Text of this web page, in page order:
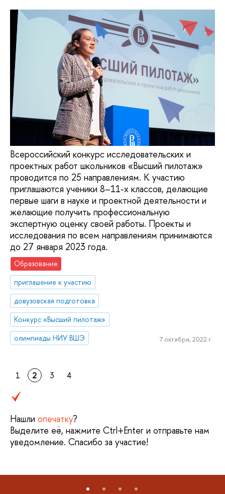
Всероссийский конкурс исследовательских и
проектных работ школьников «Высший пилотаж»
проводится по 25 направлениям. К участию
приглашаются ученики 8–11-х классов, делающие
первые шаги в науке и проектной деятельности и
желающие получить профессиональную
экспертную оценку своей работы. Проекты и
исследования по всем направлениям принимаются
до 27 января 2023 года.
Образование
приглашение к участию
довузовская подготовка
Конкурс «Высший пилотаж»
олимпиады НИУ ВШЭ
7 октября, 2022 г.
1 2 3 4
Нашли опечатку?
Выделите её, нажмите Ctrl+Enter и отправьте нам
уведомление. Спасибо за участие!